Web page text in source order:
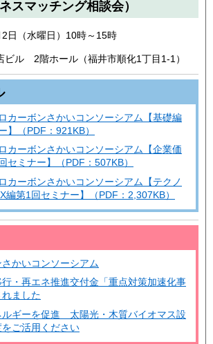
スマッチング相談会）
日（水曜日）10時～15時
ビル 2階ホール（福井市順化1丁目1-1）
カーボンさかいコンソーシアム【基礎編
】（PDF：921KB）
カーボンさかいコンソーシアム【企業価
セミナー】（PDF：507KB）
カーボンさかいコンソーシアム【テクノ
編第1回セミナー】（PDF：2,307KB）
かいコンソーシアム
・再エネ推進交付金「重点対策加速化事
ました
ルギーを促進 太陽光・木質バイオマス設
ご活用ください